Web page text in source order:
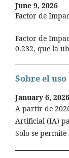
June 9, 2026
Factor de
Factor de
0.232, que la
Sobre el uso
January 6, 2026
A partir de
Artificial (IA)
Solo se